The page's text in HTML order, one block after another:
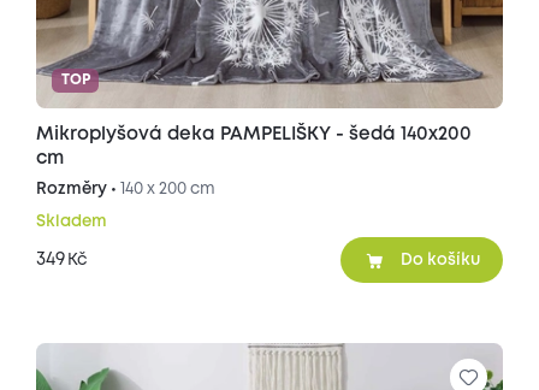
TOP
Mikroplyšová deka PAMPELIŠKY - šedá 140x200
cm
Rozměry • 140 x 200 cm
Skladem
349 Kč Do košíku